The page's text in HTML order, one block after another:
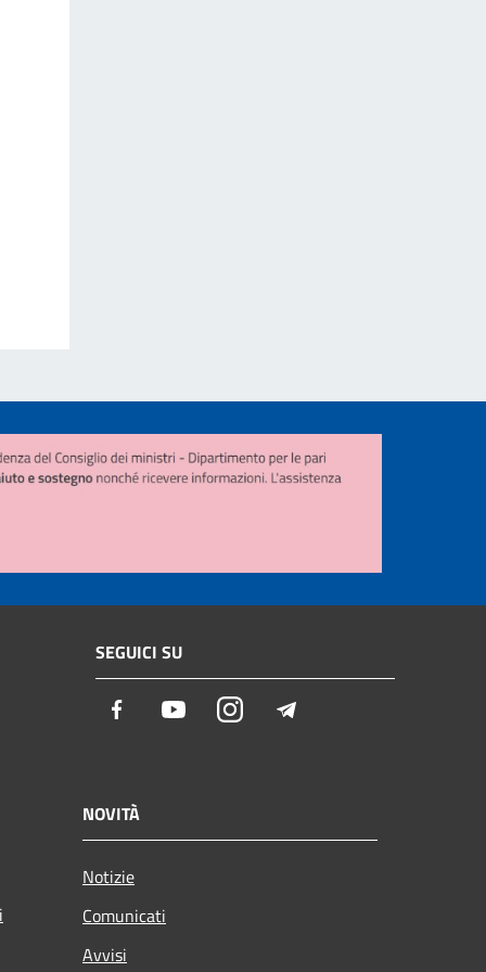
SEGUICI SU
Facebook YoutubeInstagram
NOVITÀ
Notizie
Comunicati
Avvisi